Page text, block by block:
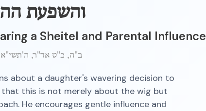
והשפעת
a Sheitel and Parental Influence
ב"ה, כ"ט אד"ר, ה'תשי"א
about a daughter's wavering decision to
that this is not merely about the wig but
He encourages gentle influence and